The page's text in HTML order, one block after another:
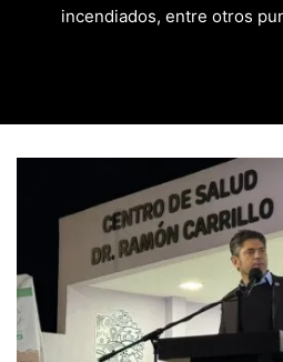
incendiados, entre otros